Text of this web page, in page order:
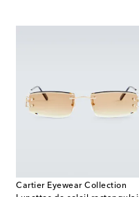
Cartier Eyewear Collection